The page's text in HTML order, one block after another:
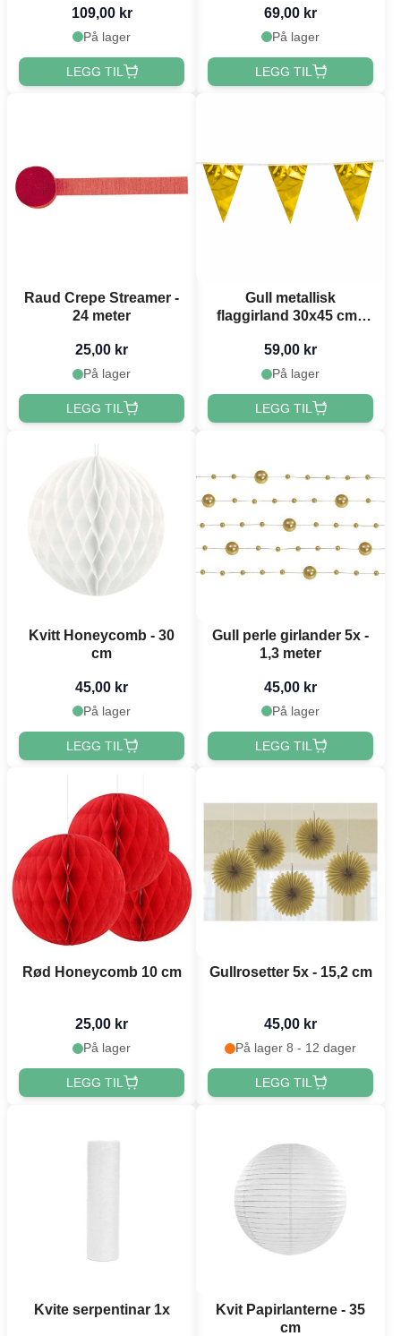
109,00 kr
På lager
LEGG TIL
69,00 kr
På lager
LEGG TIL
Raud Crepe Streamer -
24 meter
25,00 kr
På lager
LEGG TIL
Gull metallisk
flaggirland 30x45 cm -
59,00 kr
På lager
LEGG TIL
Kvitt Honeycomb - 30
cm
45,00 kr
På lager
LEGG TIL
Gull perle girlander 5x -
1,3 meter
45,00 kr
På lager
LEGG TIL
Rød Honeycomb 10 cm
25,00 kr
På lager
LEGG TIL
Gullrosetter 5x - 15,2 cm
45,00 kr
På lager 8 - 12 dager
LEGG TIL
Kvite serpentinar 1x
Kvit Papirlanterne - 35
cm